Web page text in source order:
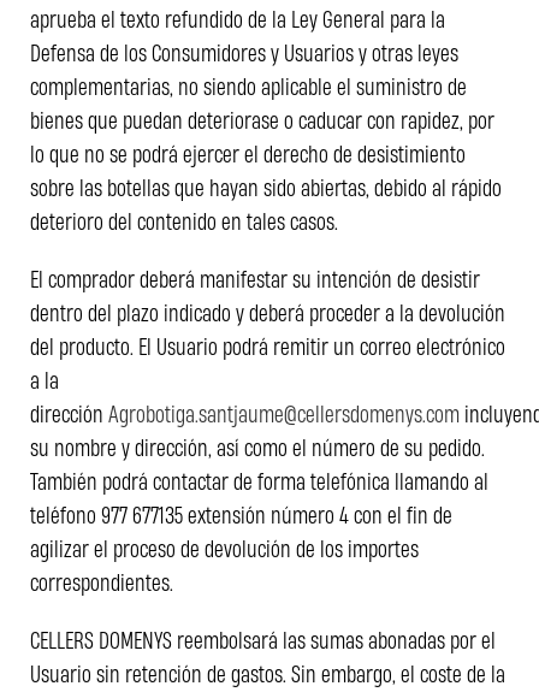
aprueba el texto refundido de la Ley General para la
Defensa de los Consumidores y Usuarios y otras leyes
complementarias, no siendo aplicable el suministro de
bienes que puedan deteriorase o caducar con rapidez, por
lo que no se podrá ejercer el derecho de desistimiento
sobre las botellas que hayan sido abiertas, debido al rápido
deterioro del contenido en tales casos.
El comprador deberá manifestar su intención de desistir
dentro del plazo indicado y deberá proceder a la devolución
del producto. El Usuario podrá remitir un correo electrónico
a la
dirección Agrobotiga.santjaume@cellersdomenys.com
su nombre y dirección, así como el número de su pedido.
También podrá contactar de forma telefónica llamando al
teléfono 977 677135 extensión número 4 con el fin de
agilizar el proceso de devolución de los importes
correspondientes.
CELLERS DOMENYS reembolsará las sumas abonadas por el
Usuario sin retención de gastos. Sin embargo, el coste de la